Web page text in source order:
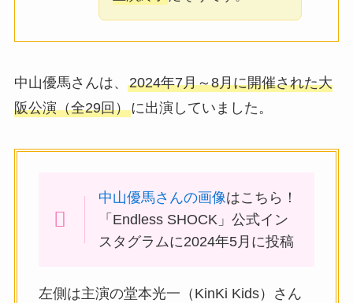
中山優馬さんは、 2024年7月～8月に開催された大
阪公演（全29回）に出演していました。
中山優馬さんの画像はこちら！
「Endless SHOCK」公式イン
スタグラムに2024年5月に投稿
左側は主演の堂本光一（KinKi Kids）さん